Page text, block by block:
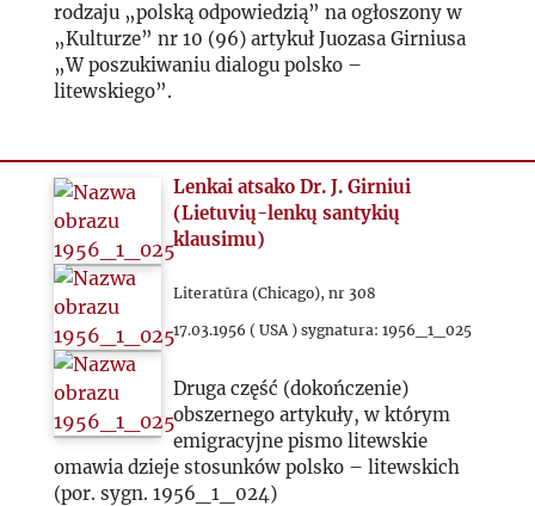
1987
1991
1993
rodzaju „polską odpowiedzią” na ogłoszony w
„Kulturze” nr 10 (96) artykuł Juozasa Girniusa
„W poszukiwaniu dialogu polsko –
litewskiego”.
Lenkai atsako Dr. J. Girniui
(Lietuvių-lenkų santykių
klausimu)
Literatūra (Chicago), nr 308
17.03.1956 ( USA ) sygnatura: 1956_1_025
Druga część (dokończenie)
obszernego artykuły, w którym
emigracyjne pismo litewskie
omawia dzieje stosunków polsko – litewskich
(por. sygn. 1956_1_024)